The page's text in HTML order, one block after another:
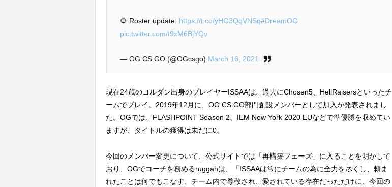
🌻 Roster update: https://t.co/yHG3QqVNSq#DreamOG
pic.twitter.com/t9xM6BjYQv
— OG CS:GO (@OGcsgo) March 16, 2021
現在24歳のヨルダン出身のプレイヤーISSAAは、過去にChosen5、HellRaisersといったチ
ームでプレイ。2019年12月に、OG CS:GO部門創設メンバーとして加入が発表されまし
た。OGでは、FLASHPOINT Season 2、IEM New York 2020 EUなどで準優勝を収めてい
ますが、タイトルの獲得は未だに0。
今回のメンバー変更について、公式サイトでは「再構築フェーズ」に入ることを明かして
おり、OGでコーチを務めるruggahは、「ISSAAは常にチームの為に全力を尽くし、頼ま
れたことは何でもこなす、チーム内で尊敬され、愛されている存在だっただけに、今回の